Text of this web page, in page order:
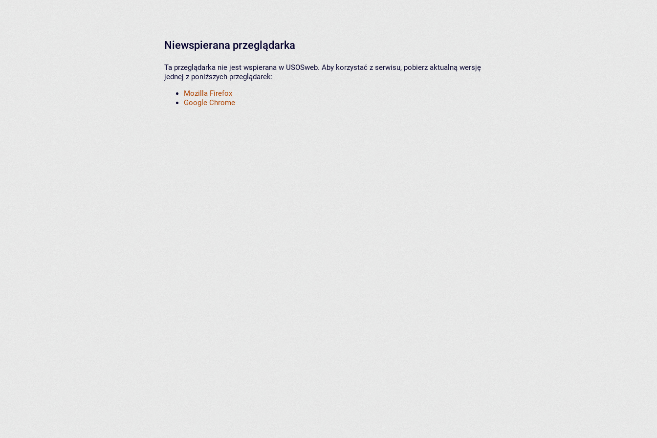
Niewspierana przeglądarka
Ta przeglądarka nie jest wspierana w USOSweb. Aby korzystać z serwisu, pobierz aktualną wersję
jednej z poniższych przeglądarek:
Mozilla Firefox
Google Chrome